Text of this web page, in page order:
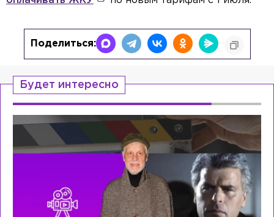
Поделиться:
Будет интересно